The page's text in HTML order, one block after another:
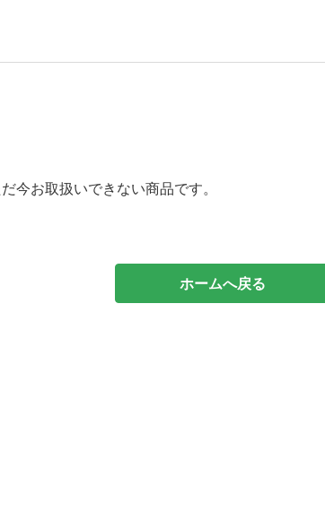
今お取扱いできない商品です。
ホームへ戻る